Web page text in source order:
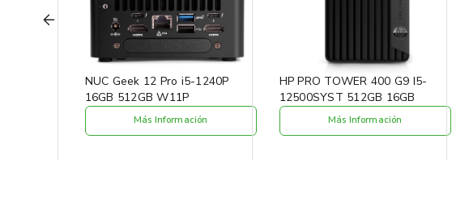
NUC Geek 12 Pro i5-1240P
16GB 512GB W11P
Más Información
HP PRO TOWER 400 G9 I5-
12500SYST 512GB 16GB
Más Información